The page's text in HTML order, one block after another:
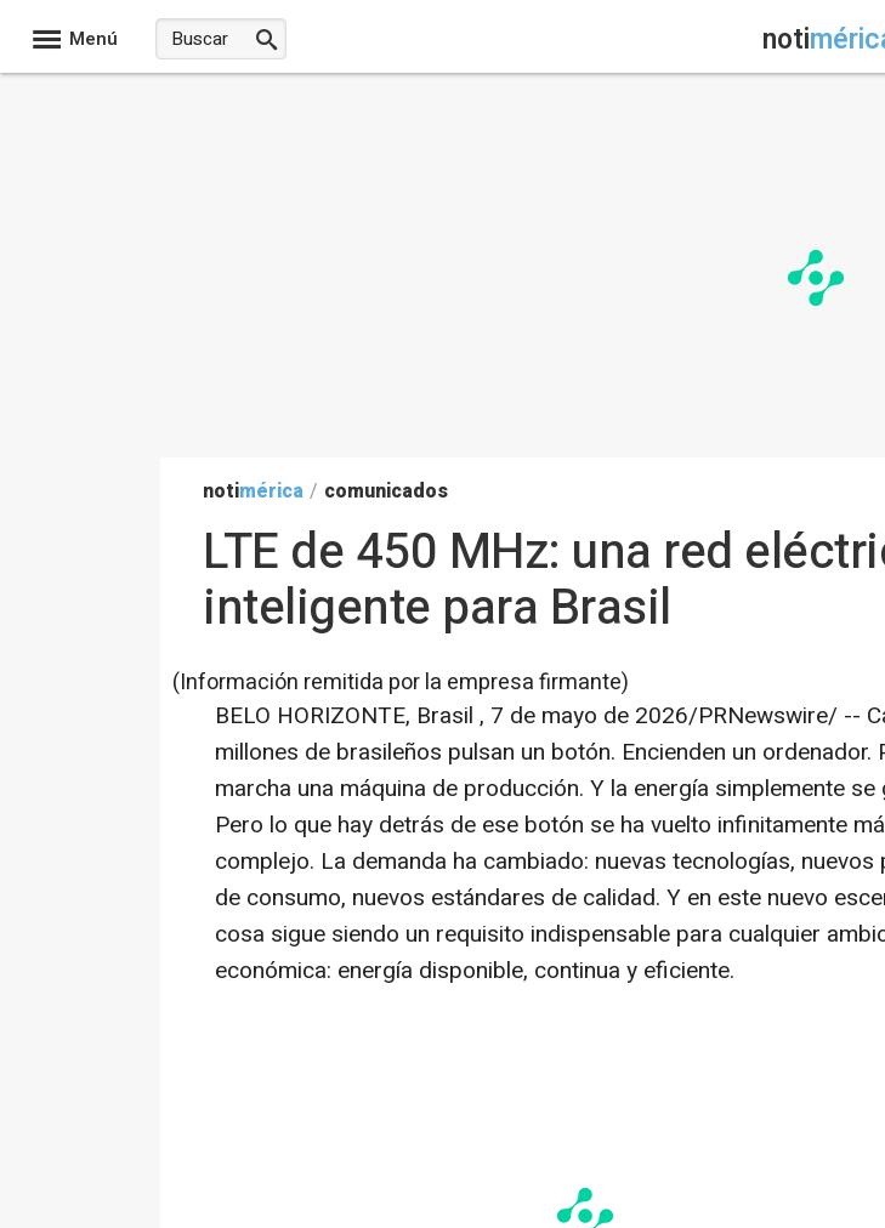
Menú noti
notimérica / comunicados
LTE de 450 MHz: una red
inteligente para Brasil
(Información remitida por la empresa firmante)
BELO HORIZONTE, Brasil , 7 de mayo de 2026/PRNewswire/ --
millones de brasileños pulsan un botón. Encienden un ordenador.
marcha una máquina de producción. Y la energía simplemente se
Pero lo que hay detrás de ese botón se ha vuelto infinitamente
complejo. La demanda ha cambiado: nuevas tecnologías, nuevos
de consumo, nuevos estándares de calidad. Y en este nuevo
cosa sigue siendo un requisito indispensable para cualquier
económica: energía disponible, continua y eficiente.